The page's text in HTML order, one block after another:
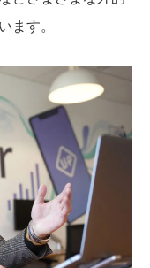
す。